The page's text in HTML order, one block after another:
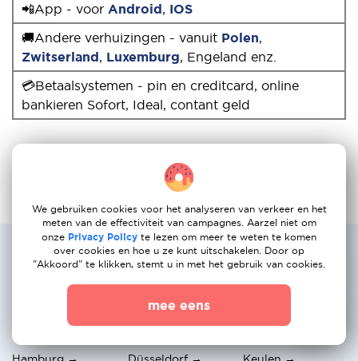
📲App - voor Android, IOS
🚚Andere verhuizingen - vanuit Polen,
Zwitserland, Luxemburg, Engeland enz.
💳Betaalsystemen - pin en creditcard, online
bankieren Sofort, Ideal, contant geld
Populairste verhuisservice routes:
Duitsland naar Nederland
Amsterdam
München →
Rotterdam
Hamburg → Düsseldorf → Keulen →
We gebruiken cookies voor het analyseren van verkeer en het
meten van de effectiviteit van campagnes. Aarzel niet om
onze Privacy Policy te lezen om meer te weten te komen
over cookies en hoe u ze kunt uitschakelen. Door op
"Akkoord" te klikken, stemt u in met het gebruik van cookies.
mee eens